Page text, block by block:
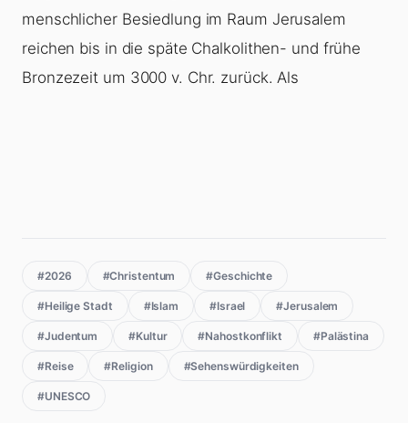
menschlicher Besiedlung im Raum Jerusalem
reichen bis in die späte Chalkolithen- und frühe
Bronzezeit um 3000 v. Chr. zurück. Als
#2026 #Christentum #Geschichte
#Heilige Stadt #Islam #Israel #Jerusalem
#Judentum #Kultur #Nahostkonflikt #Palästina
#Reise #Religion #Sehenswürdigkeiten
#UNESCO